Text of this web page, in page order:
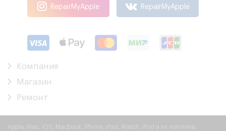
RepairMyApple RepairMyApple
Компания
Магазин
Ремонт
Apple, Mac, iOS, Macbook, iPhone, iPad, Watch, iPod и их логотипы